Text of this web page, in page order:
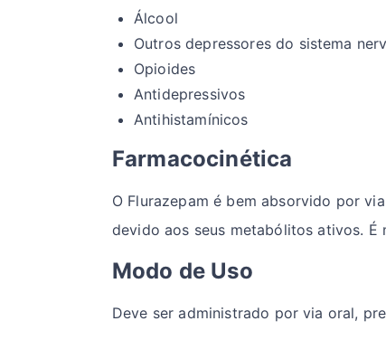
Álcool
Outros depressores do sistema
Opioides
Antidepressivos
Antihistamínicos
Farmacocinética
O Flurazepam é bem absorvido por
devido aos seus metabólitos ativos.
Modo de Uso
Deve ser administrado por via oral,